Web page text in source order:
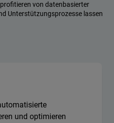
von datenbasierter
Unterstützungsprozesse lassen
und optimieren